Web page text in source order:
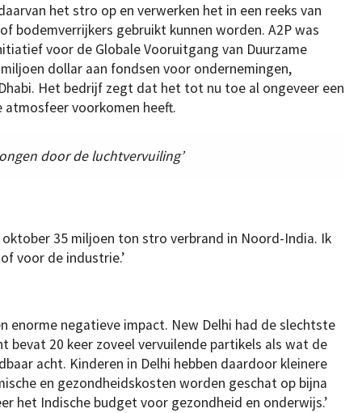
het stro op en verwerken het in een reeks van
bodemverrijkers gebruikt kunnen worden. A2P was
voor de Globale Vooruitgang van Duurzame
dollar aan fondsen voor ondernemingen,
Het bedrijf zegt dat het tot nu toe al ongeveer een
voorkomen heeft.
door de luchtvervuiling’
35 miljoen ton stro verbrand in Noord-India. Ik
voor de industrie.’
enorme negatieve impact. New Delhi had de slechtste
bevat 20 keer zoveel vervuilende partikels als wat de
acht. Kinderen in Delhi hebben daardoor kleinere
en gezondheidskosten worden geschat op bijna
het Indische budget voor gezondheid en onderwijs.’